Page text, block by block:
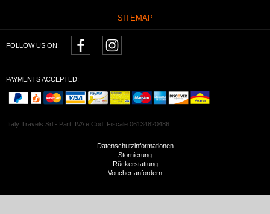
SITEMAP
FOLLOW US ON:
PAYMENTS ACCEPTED:
Italy Travels Srl - Part. IVA e Cod. Fiscale 06134820486
Datenschutzinformationen
Stornierung
Rückerstattung
Voucher anfordern